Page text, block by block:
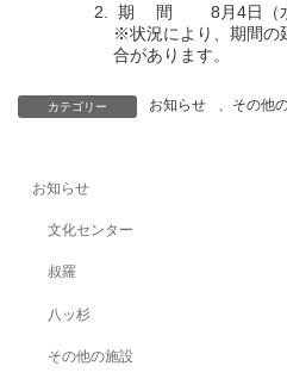
期 間 8月4日（水
※状況により、期間の
合があります。
カテゴリー お知らせ その他
お知らせ
文化センター
叔羅
八ッ杉
その他の施設